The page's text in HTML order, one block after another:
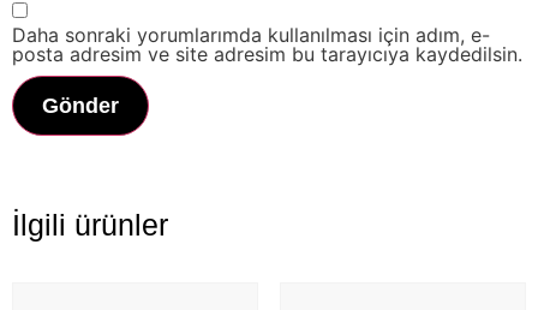
Daha sonraki yorumlarımda kullanılması için adım, e-
posta adresim ve site adresim bu tarayıcıya kaydedilsin.
İlgili ürünler